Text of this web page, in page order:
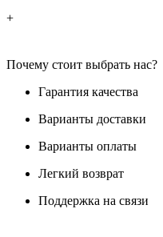
+
Почему стоит выбрать нас?
Гарантия качества
Варианты доставки
Варианты оплаты
Легкий возврат
Поддержка на связи